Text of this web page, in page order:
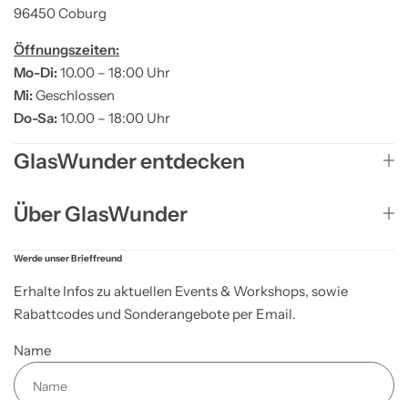
96450 Coburg
Öffnungszeiten:
Mo-Di:10.00 – 18:00 Uhr
Mi:Geschlossen
Do-Sa:10.00 – 18:00 Uhr
GlasWunder entdecken
Über GlasWunder
Werde unser Brieffreund
Erhalte Infos zu aktuellen Events & Workshops, sowie
Rabattcodes und Sonderangebote per Email.
Name